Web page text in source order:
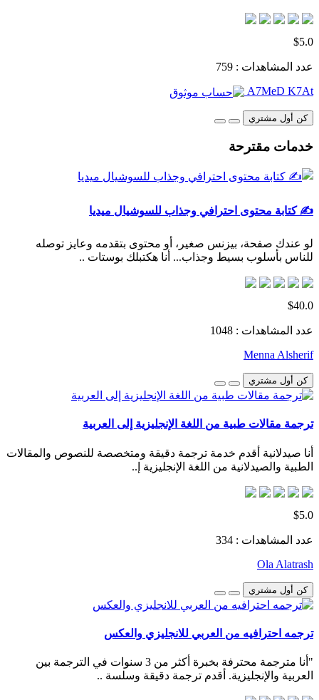
$5.0
عدد المشاهدات : 759
A7MeD K7At
كن أول مشتري
خدمات مقترحة
✍️ كتابة محتوى احترافي وجذاب للسوشيال ميديا
لو عندك صفحة، بيزنس صغير، أو محتوى بتقدمه وعايز توصله
للناس بأسلوب بسيط وجذاب... أنا هكتبلك بوستات ..
$40.0
عدد المشاهدات : 1048
Menna Alsherif
كن أول مشتري
ترجمة مقالات طبية من اللغة الإنجليزية إلى العربية
أنا صيدلانية أقدم خدمة ترجمة دقيقة ومتخصصة للنصوص والمقالات
الطبية والصيدلانية من اللغة الإنجليزية إ..
$5.0
عدد المشاهدات : 334
Ola Alatrash
كن أول مشتري
ترجمه احترافيه من العربي للانجليزي والعكس
"أنا مترجمة محترفة بخبرة أكثر من 3 سنوات في الترجمة بين
العربية والإنجليزية. أقدم ترجمة دقيقة وسلسة ..